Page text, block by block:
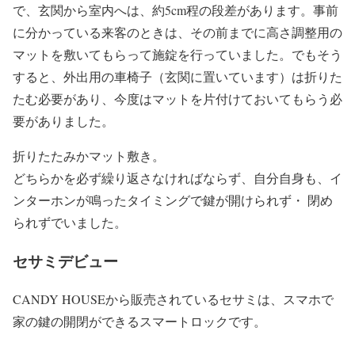
で、玄関から室内へは、約5cm程の段差があります。 事前
に分かっている来客のときは、その前までに高さ調整用の
マットを敷いてもらって施錠を行っていました。 でもそう
すると、外出用の車椅子（玄関に置いています）は折りた
たむ必要があり、今度はマットを片付けておいてもらう必
要がありました。
折りたたみかマット敷き。
どちらかを必ず繰り返さなければならず、自分自身も、イ
ンターホンが鳴ったタイミングで鍵が開けられず・ 閉め
られずでいました。
セサミデビュー
CANDY HOUSEから販売されているセサミは、スマホで
家の鍵の開閉ができるスマートロックです。